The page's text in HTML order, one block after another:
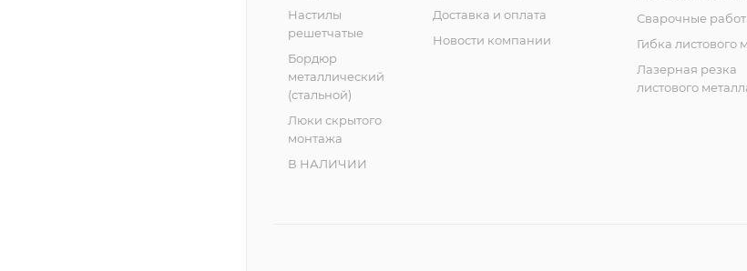
Настилы
решетчатые
Бордюр
металлический
(стальной)
Люки скрытого
монтажа
В НАЛИЧИИ
Доставка и оплата
Новости компании
Сварочные
Гибка листового
Лазерная резка
листового